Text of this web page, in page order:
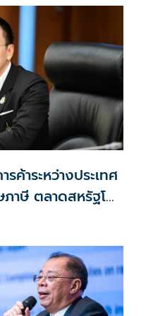
ค้าระหว่างประเทศ
าษี ตลาดสหรัฐโต